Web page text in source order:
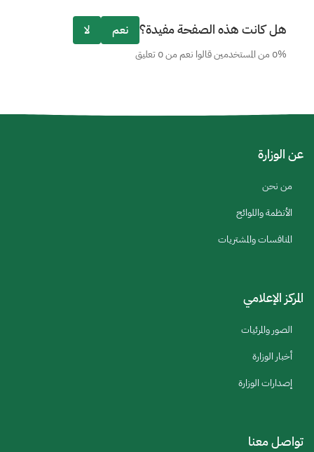
هل كانت هذه الصفحة مفيدة؟ نعم لا
0% من المستخدمين قالوا نعم من 0 تعليق
عن الوزارة
من نحن
الأنظمة واللوائح
المنافسات والمشتريات
المركز الإعلامي
الصور والمرئيات
أخبار الوزارة
إصدارات الوزارة
تواصل معنا